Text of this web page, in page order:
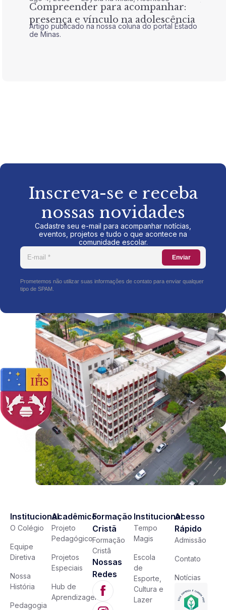
Compreender para acompanhar:
presença e vínculo na adolescência
Artigo publicado na nossa coluna do portal Estado
de Minas.
Inscreva-se e receba
nossas novidades
Cadastre seu e-mail para acompanhar notícias,
eventos, projetos e tudo o que acontece na
comunidade escolar.
Enviar
Prometemos não utilizar suas informações de contato para enviar qualquer
tipo de SPAM.
Institucional
O Colégio
Equipe
Diretiva
Nossa
História
Pedagogia
Acadêmico
Projeto
Pedagógico
Projetos
Especiais
Hub de
Aprendizagem
Formação
Cristã
Formação
Cristã
Nossas
Redes
Institucional
Tempo
Magis
Escola
de
Esporte,
Cultura e
Lazer
Acesso
Rápido
Admissão
Contato
Notícias